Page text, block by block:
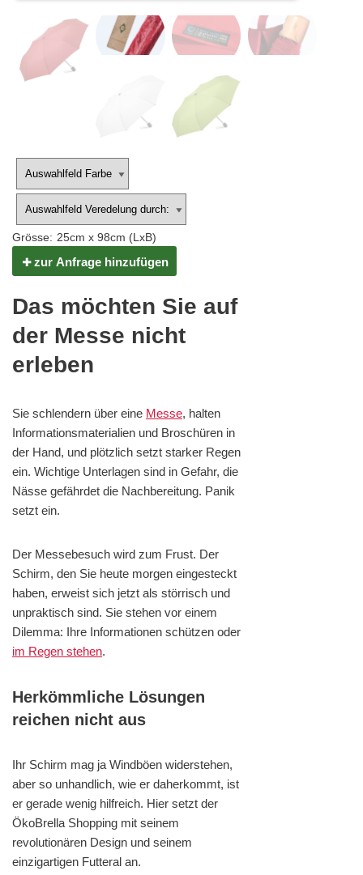
Grösse: 25cm x 98cm (LxB)
zur Anfrage hinzufügen
Das möchten Sie auf
der Messe nicht
erleben
Sie schlendern über eine Messe, halten
Informationsmaterialien und Broschüren in
der Hand, und plötzlich setzt starker Regen
ein. Wichtige Unterlagen sind in Gefahr, die
Nässe gefährdet die Nachbereitung. Panik
setzt ein.
Der Messebesuch wird zum Frust. Der
Schirm, den Sie heute morgen eingesteckt
haben, erweist sich jetzt als störrisch und
unpraktisch sind. Sie stehen vor einem
Dilemma: Ihre Informationen schützen oder
im Regen stehen.
Herkömmliche Lösungen
reichen nicht aus
Ihr Schirm mag ja Windböen widerstehen,
aber so unhandlich, wie er daherkommt, ist
er gerade wenig hilfreich. Hier setzt der
ÖkoBrella Shopping mit seinem
revolutionären Design und seinem
einzigartigen Futteral an.